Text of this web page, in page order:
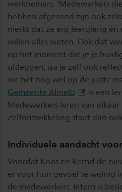
werknemers. ‘Medewerkers
hebben afgerond zijn ook
merkt dat ze erg leergierig én
willen alles weten. Ook dat
op het moment dat je je
uitleggen, ga je zelf ook
we het nog wel op de juiste
Gemeente Almelo
is een
Medewerkers leren van
Zelfontwikkeling staat dan
Individuele aandacht
Voordat Koos en Bernd de
er voor hun gevoel te weinig
de medewerkers. Intern is